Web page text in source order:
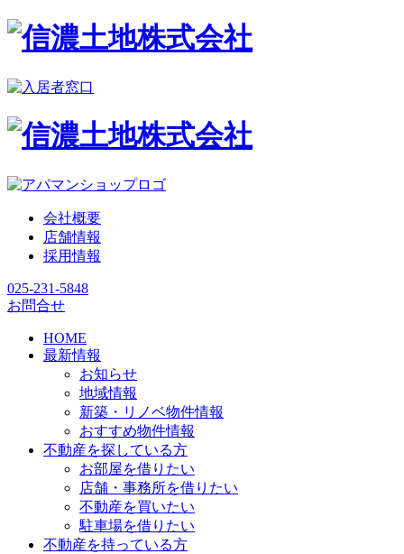
会社概要
店舗情報
採用情報
025-231-5848
お問合せ
HOME
最新情報
お知らせ
地域情報
新築・リノベ物件情報
おすすめ物件情報
不動産を探している方
お部屋を借りたい
店舗・事務所を借りたい
不動産を買いたい
駐車場を借りたい
不動産を持っている方